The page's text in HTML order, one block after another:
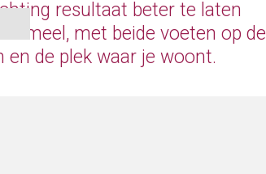
resultaat beter te laten
met beide voeten op de
de plek waar je woont.